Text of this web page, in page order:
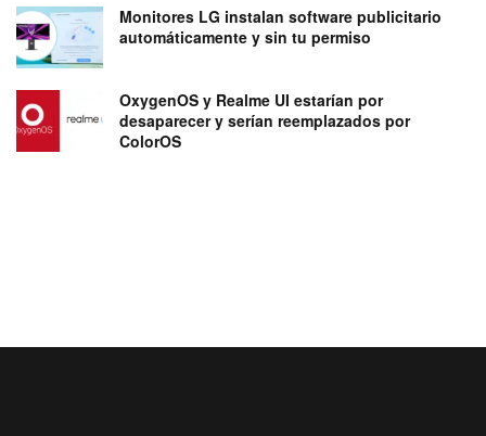
Monitores LG instalan software publicitario
automáticamente y sin tu permiso
OxygenOS y Realme UI estarían por
desaparecer y serían reemplazados por
ColorOS